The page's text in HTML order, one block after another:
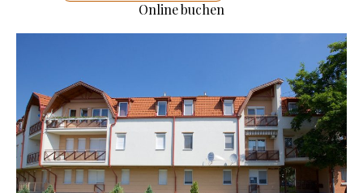
Online buchen